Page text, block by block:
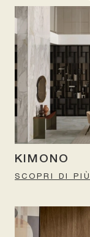
KIMONO
SCOPRI DI PIÙ